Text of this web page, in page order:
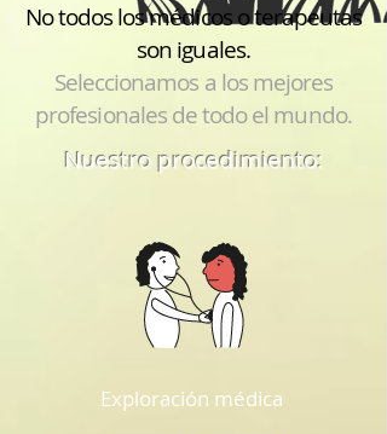
No todos los médicos o terapeutas
son iguales.
Seleccionamos a los mejores
profesionales de todo el mundo.
Nuestro procedimiento:
Exploración médica